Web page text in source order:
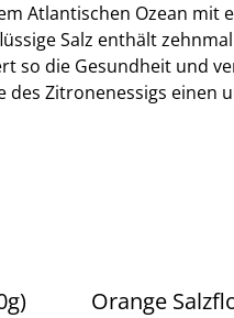
Atlantischen Ozean mit
Salz enthält
so die Gesundheit und
Zitronenessigs einen
Orange